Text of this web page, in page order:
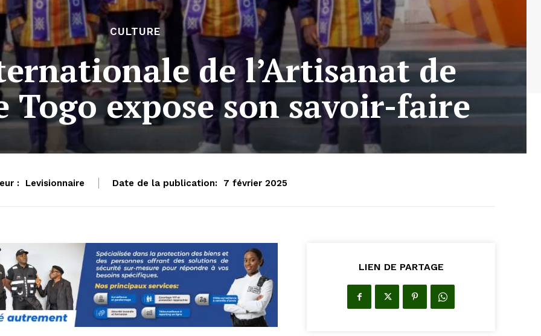
CULTURE
de l’Artisanat de
Togo expose son savoir-faire
: Levisionnaire Date de la publication: 7 février 2025
LIEN DE PARTAGE